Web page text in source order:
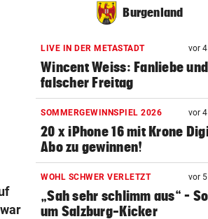
Burgenland
LIVE IN DER METASTADT vor
Wincent Weiss: Fanliebe
falscher Freitag
SOMMERGEWINNSPIEL 2026 vor
20 x iPhone 16 mit Krone
Abo zu gewinnen!
WOHL SCHWER VERLETZT vor
„Sah sehr schlimm aus“ –
um Salzburg-Kicker